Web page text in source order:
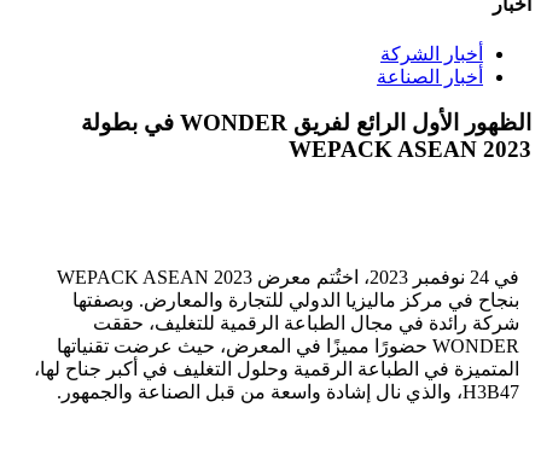
أخبار
أخبار الشركة
أخبار الصناعة
الظهور الأول الرائع لفريق WONDER في بطولة
WEPACK ASEAN 2023
في 24 نوفمبر 2023، اختُتم معرض WEPACK ASEAN 2023
بنجاح في مركز ماليزيا الدولي للتجارة والمعارض. وبصفتها
شركة رائدة في مجال الطباعة الرقمية للتغليف، حققت
WONDER حضورًا مميزًا في المعرض، حيث عرضت تقنياتها
المتميزة في الطباعة الرقمية وحلول التغليف في أكبر جناح لها،
H3B47، والذي نال إشادة واسعة من قبل الصناعة والجمهور.